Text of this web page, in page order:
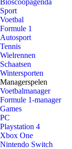
Bioscoopagenda
Sport
Voetbal
Formule 1
Autosport
Tennis
Wielrennen
Schaatsen
Wintersporten
Managerspelen
Voetbalmanager
Formule 1-manager
Games
PC
Playstation 4
Xbox One
Nintendo Switch